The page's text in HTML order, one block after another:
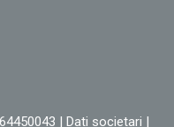
| Dati societari |